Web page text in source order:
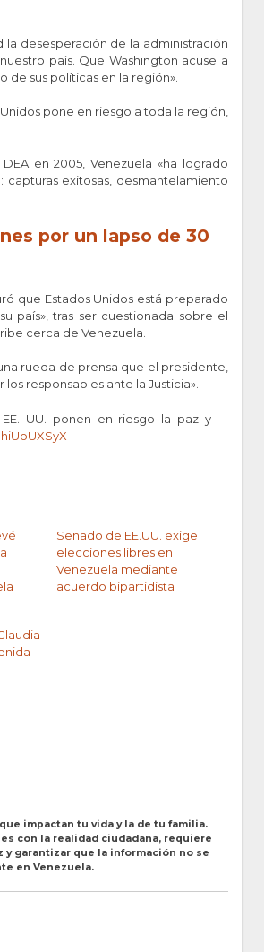
desesperación de la administración
país. Que Washington acuse a
sus políticas en la región».
pone en riesgo a toda la región,
en 2005, Venezuela «ha logrado
exitosas, desmantelamiento
por un lapso de 30
que Estados Unidos está preparado
país», tras ser cuestionada sobre el
cerca de Venezuela.
rueda de prensa que el presidente,
responsables ante la Justicia».
UU. ponen en riesgo la paz y
Senado de EE.UU. exige
elecciones libres en
Venezuela mediante
acuerdo bipartidista
impactan tu vida y la de tu familia.
con la realidad ciudadana, requiere
garantizar que la información no se
en Venezuela.